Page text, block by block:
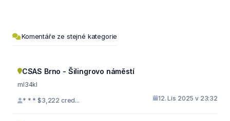
Komentáře ze stejné kategorie
CSAS Brno - Šilingrovo náměstí
ml34kl
* * * $3,222 cred... 12. Lis 2025 v 23:32